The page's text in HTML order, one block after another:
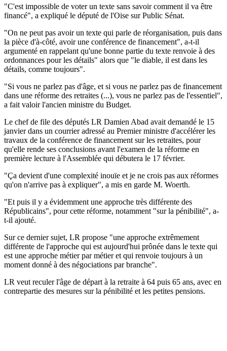
"C'est impossible de voter un texte sans savoir comment il va être
financé", a expliqué le député de l'Oise sur Public Sénat.
"On ne peut pas avoir un texte qui parle de réorganisation, puis dans
la pièce d'à-côté, avoir une conférence de financement", a-t-il
argumenté en rappelant qu'une bonne partie du texte renvoie à des
ordonnances pour les détails" alors que "le diable, il est dans les
détails, comme toujours".
"Si vous ne parlez pas d'âge, et si vous ne parlez pas de financement
dans une réforme des retraites (...), vous ne parlez pas de l'essentiel",
a fait valoir l'ancien ministre du Budget.
Le chef de file des députés LR Damien Abad avait demandé le 15
janvier dans un courrier adressé au Premier ministre d'accélérer les
travaux de la conférence de financement sur les retraites, pour
qu'elle rende ses conclusions avant l'examen de la réforme en
première lecture à l'Assemblée qui débutera le 17 février.
"Ça devient d'une complexité inouïe et je ne crois pas aux réformes
qu'on n'arrive pas à expliquer", a mis en garde M. Woerth.
"Et puis il y a évidemment une approche très différente des
Républicains", pour cette réforme, notamment "sur la pénibilité", a-
t-il ajouté.
Sur ce dernier sujet, LR propose "une approche extrêmement
différente de l'approche qui est aujourd'hui prônée dans le texte qui
est une approche métier par métier et qui renvoie toujours à un
moment donné à des négociations par branche".
LR veut reculer l'âge de départ à la retraite à 64 puis 65 ans, avec en
contrepartie des mesures sur la pénibilité et les petites pensions.